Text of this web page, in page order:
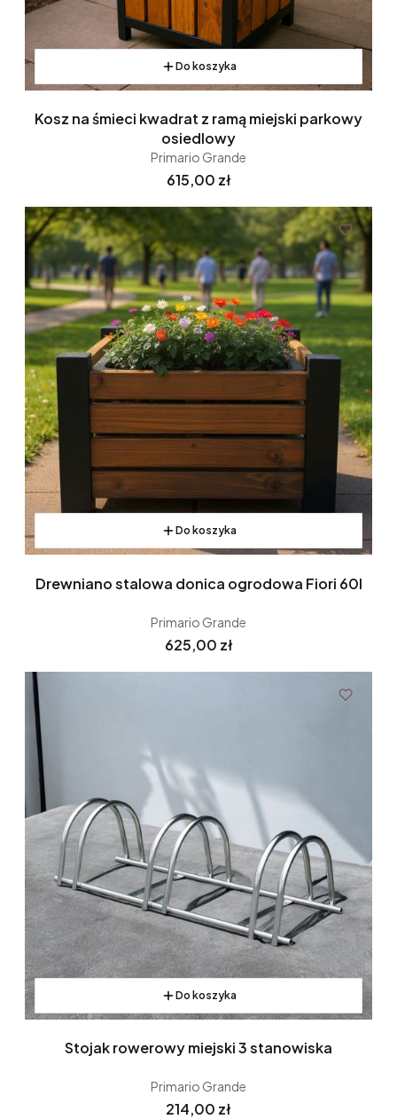
Do koszyka
Kosz na śmieci kwadrat z ramą miejski parkowy
osiedlowy
Primario Grande
Cena
615,00 zł
Do koszyka
Drewniano stalowa donica ogrodowa Fiori 60l
Primario Grande
Cena
625,00 zł
NOWOŚĆ
Do koszyka
Stojak rowerowy miejski 3 stanowiska
Primario Grande
Cena
214,00 zł